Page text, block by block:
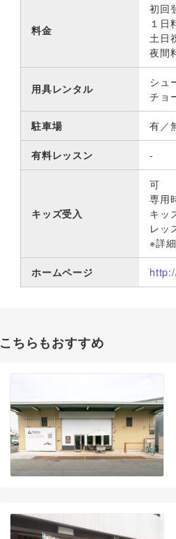
料金
初回
１日
土日
夜間
用具レンタル
シュ
チョ
駐車場 有／
有料レッスン -
キッズ受入
可
専用
キッ
レッ
※詳
ホームページ
こちらもおすすめ